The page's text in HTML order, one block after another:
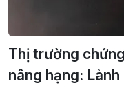
Thị trường
nâng hạng: